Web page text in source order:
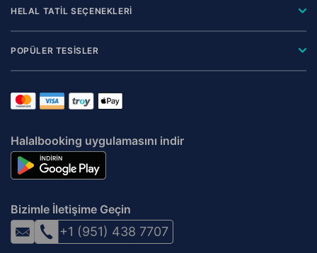
HELAL TATİL SEÇENEKLERİ
POPÜLER TESİSLER
Halalbooking uygulamasını indir
Bizimle İletişime Geçin
+1 (951) 438 7707